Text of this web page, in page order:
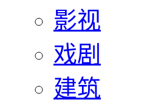
影视
戏剧
建筑